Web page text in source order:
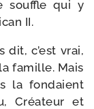
souffle qui y
II.
dit, c’est vrai,
famille. Mais
la fon­daient
Créateur et